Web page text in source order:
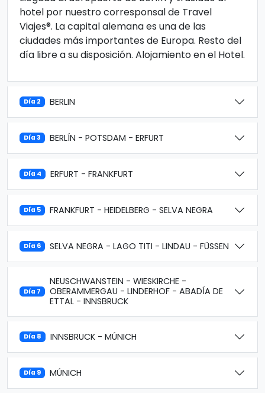
hotel por nuestro corresponsal de Travel
Viajes®. La capital alemana es una de las
ciudades más importantes de Europa. Resto del
día libre a su disposición. Alojamiento en el Hotel.
Día 2 BERLIN
Día 3 BERLÍN - POTSDAM - ERFURT
Día 4 ERFURT - FRANKFURT
Día 5 FRANKFURT - HEIDELBERG - SELVA NEGRA
Día 6 SELVA NEGRA - LAGO TITI - LINDAU - FÜSSEN
Día 7
NEUSCHWANSTEIN - WIESKIRCHE -
OBERAMMERGAU - LINDERHOF - ABADÍA DE
ETTAL - INNSBRUCK
Día 8 INNSBRUCK - MÚNICH
Día 9 MÚNICH